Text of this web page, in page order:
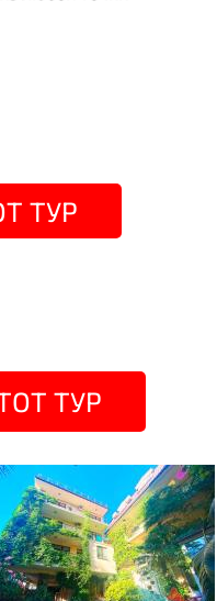
ТУР
ТУР